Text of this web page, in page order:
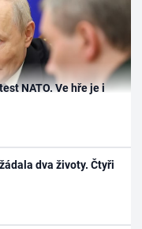
NATO. Ve hře je i
dva životy. Čtyři